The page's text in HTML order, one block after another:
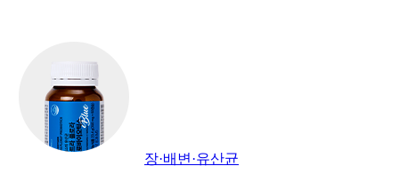
장·배변·유산균